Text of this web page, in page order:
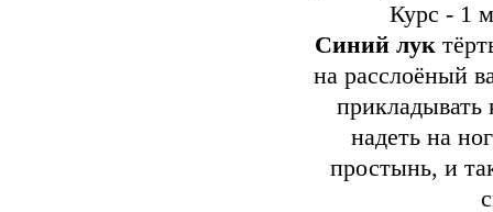
Курс - 1
Синий лук
на расслоёный
прикладывать
надеть на
простынь, и